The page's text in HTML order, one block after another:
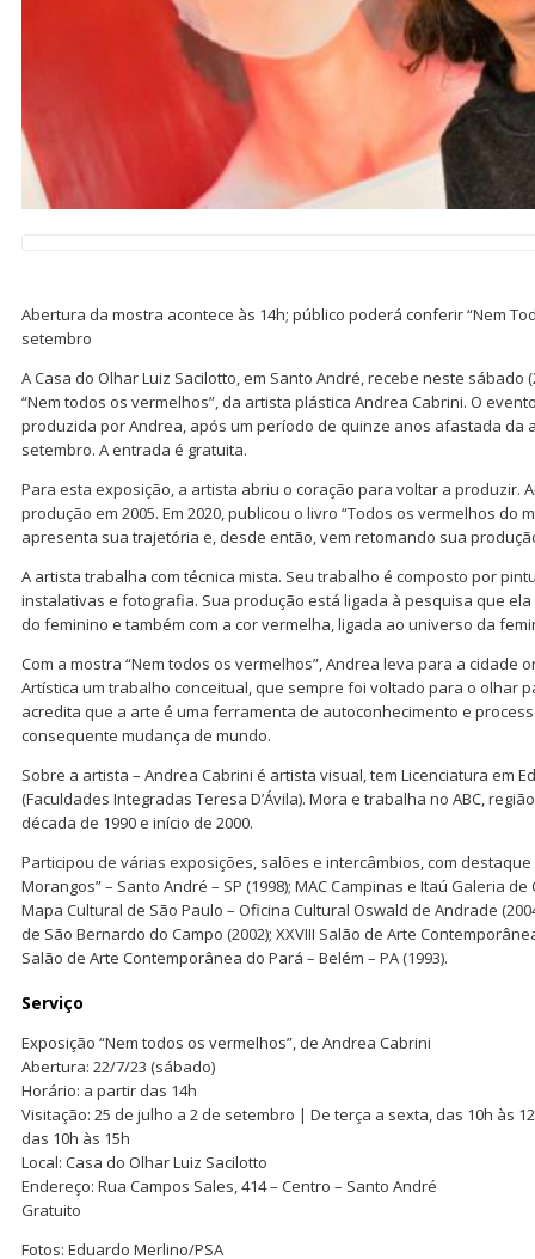
Abertura da mostra acontece às 14h; público poderá conferir “Nem
setembro
A Casa do Olhar Luiz Sacilotto, em Santo André, recebe neste sábado
“Nem todos os vermelhos”, da artista plástica Andrea Cabrini. O
produzida por Andrea, após um período de quinze anos afastada da
setembro. A entrada é gratuita.
Para esta exposição, a artista abriu o coração para voltar a produzir.
produção em 2005. Em 2020, publicou o livro “Todos os vermelhos do
apresenta sua trajetória e, desde então, vem retomando sua
A artista trabalha com técnica mista. Seu trabalho é composto por
instalativas e fotografia. Sua produção está ligada à pesquisa que
do feminino e também com a cor vermelha, ligada ao universo da
Com a mostra “Nem todos os vermelhos”, Andrea leva para a cidade
Artística um trabalho conceitual, que sempre foi voltado para o olhar
acredita que a arte é uma ferramenta de autoconhecimento e
consequente mudança de mundo.
Sobre a artista – Andrea Cabrini é artista visual, tem Licenciatura em
(Faculdades Integradas Teresa D’Ávila). Mora e trabalha no ABC,
década de 1990 e início de 2000.
Participou de várias exposições, salões e intercâmbios, com
Morangos” – Santo André – SP (1998); MAC Campinas e Itaú Galeria
Mapa Cultural de São Paulo – Oficina Cultural Oswald de Andrade
de São Bernardo do Campo (2002); XXVIII Salão de Arte
Salão de Arte Contemporânea do Pará – Belém – PA (1993).
Serviço
Exposição “Nem todos os vermelhos”, de Andrea Cabrini
Abertura: 22/7/23 (sábado)
Horário: a partir das 14h
Visitação: 25 de julho a 2 de setembro | De terça a sexta, das 10h às
das 10h às 15h
Local: Casa do Olhar Luiz Sacilotto
Endereço: Rua Campos Sales, 414 – Centro – Santo André
Gratuito
Fotos: Eduardo Merlino/PSA